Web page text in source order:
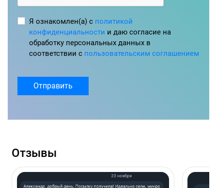
Я ознакомлен(а) с политикой
конфиденциальности и даю согласие на
обработку персональных данных в
соответствии с пользовательским соглашением
Отправить
Отзывы